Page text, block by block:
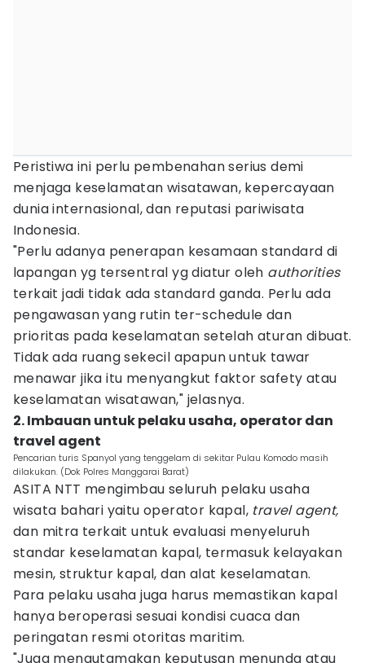
Peristiwa ini perlu pembenahan serius demi
menjaga keselamatan wisatawan, kepercayaan
dunia internasional, dan reputasi pariwisata
Indonesia.
"Perlu adanya penerapan kesamaan standard di
lapangan yg tersentral yg diatur oleh authorities
terkait jadi tidak ada standard ganda. Perlu ada
pengawasan yang rutin ter-schedule dan
prioritas pada keselamatan setelah aturan dibuat.
Tidak ada ruang sekecil apapun untuk tawar
menawar jika itu menyangkut faktor safety atau
keselamatan wisatawan," jelasnya.
2. Imbauan untuk pelaku usaha, operator dan
travel agent
Pencarian turis Spanyol yang tenggelam di sekitar Pulau Komodo masih
dilakukan. (Dok Polres Manggarai Barat)
ASITA NTT mengimbau seluruh pelaku usaha
wisata bahari yaitu operator kapal, travel agent,
dan mitra terkait untuk evaluasi menyeluruh
standar keselamatan kapal, termasuk kelayakan
mesin, struktur kapal, dan alat keselamatan.
Para pelaku usaha juga harus memastikan kapal
hanya beroperasi sesuai kondisi cuaca dan
peringatan resmi otoritas maritim.
"Juga mengutamakan keputusan menunda atau